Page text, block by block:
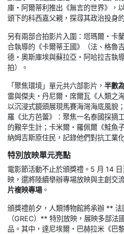
庫・阿爾蒂利推出《無言的世界》，
頭下的科西嘉父親，探尋其政治投身
另有兩部合拍影片入圍：塔瑪爾・卡
合執導的《卡爾蒂王國》（法、格魯
德・奧斯庫埃與蘇拉亞・阿哈拉吉執
拍）。
「聚焦環境」單元共六部影片， 半數
雷與傑夫・丹尼爾・席爾瓦《人類之
以沉浸式鏡頭展現馬賽海灣海底風貌
羅《北方芭蕾》：聚焦一名泰國採摘
的艱辛生計；卡米爾・羅佩爾《鮭魚
納姆吉斯原住民，記錄他們對抗工業
特別放映單元亮點
電影節活動不止於頒獎禮。5 月 14
映，還將陸續舉辦專場放映與主創交
片複映專場。
頒獎禮前夕，人類博物館將承辦 ** 法
（GREC）** 特別放映，展映多部法
品。其中，達尼埃爾・巴赫拉米《巴